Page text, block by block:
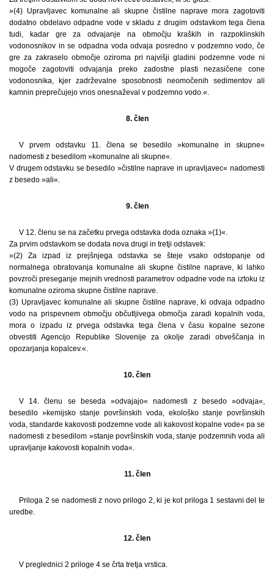
»(4) Upravljavec komunalne ali skupne čistilne naprave mora zagotoviti
dodatno obdelavo odpadne vode v skladu z drugim odstavkom tega člena
tudi, kadar gre za odvajanje na območju kraških in razpoklinskih
vodonosnikov in se odpadna voda odvaja posredno v podzemno vodo, če
gre za zakraselo območje oziroma pri najvišji gladini podzemne vode ni
mogoče zagotoviti odvajanja preko zadostne plasti nezasičene cone
vodonosnika, kjer zadrževalne sposobnosti neomočenih sedimentov ali
kamnin preprečujejo vnos onesnaževal v podzemno vodo.«.
8. člen
V prvem odstavku 11. člena se besedilo »komunalne in skupne«
nadomesti z besedilom »komunalne ali skupne«.
V drugem odstavku se besedilo »čistilne naprave in upravljavec« nadomesti
z besedo »ali«.
9. člen
V 12. členu se na začetku prvega odstavka doda oznaka »(1)«.
Za prvim odstavkom se dodata nova drugi in tretji odstavek:
»(2) Za izpad iz prejšnjega odstavka se šteje vsako odstopanje od
normalnega obratovanja komunalne ali skupne čistilne naprave, ki lahko
povzroči preseganje mejnih vrednosti parametrov odpadne vode na iztoku iz
komunalne oziroma skupne čistilne naprave.
(3) Upravljavec komunalne ali skupne čistilne naprave, ki odvaja odpadno
vodo na prispevnem območju občutljivega območja zaradi kopalnih voda,
mora o izpadu iz prvega odstavka tega člena v času kopalne sezone
obvestiti Agencijo Republike Slovenije za okolje zaradi obveščanja in
opozarjanja kopalcev.«.
10. člen
V 14. členu se beseda »odvajajo« nadomesti z besedo »odvaja«,
besedilo »kemijsko stanje površinskih voda, ekološko stanje površinskih
voda, standarde kakovosti podzemne vode ali kakovost kopalne vode« pa se
nadomesti z besedilom »stanje površinskih voda, stanje podzemnih voda ali
upravljanje kakovosti kopalnih voda«.
11. člen
Priloga 2 se nadomesti z novo prilogo 2, ki je kot priloga 1 sestavni del te
uredbe.
12. člen
V preglednici 2 priloge 4 se črta tretja vrstica.